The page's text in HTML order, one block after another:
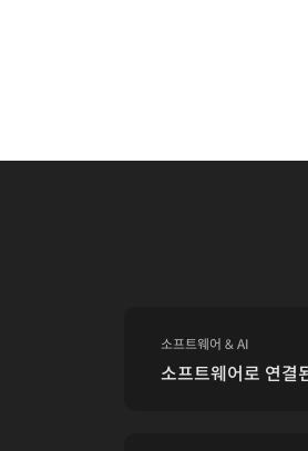
소프트웨어 & AI
소프트웨어로 연결